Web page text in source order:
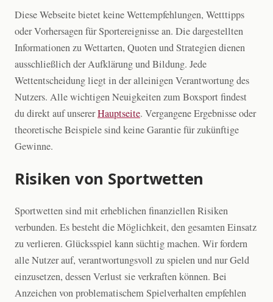
Diese Webseite bietet keine Wettempfehlungen, Wetttipps
oder Vorhersagen für Sportereignisse an. Die dargestellten
Informationen zu Wettarten, Quoten und Strategien dienen
ausschließlich der Aufklärung und Bildung. Jede
Wettentscheidung liegt in der alleinigen Verantwortung des
Nutzers. Alle wichtigen Neuigkeiten zum Boxsport findest
du direkt auf unsererHauptseite. Vergangene Ergebnisse oder
theoretische Beispiele sind keine Garantie für zukünftige
Gewinne.
Risiken von Sportwetten
Sportwetten sind mit erheblichen finanziellen Risiken
verbunden. Es besteht die Möglichkeit, den gesamten Einsatz
zu verlieren. Glücksspiel kann süchtig machen. Wir fordern
alle Nutzer auf, verantwortungsvoll zu spielen und nur Geld
einzusetzen, dessen Verlust sie verkraften können. Bei
Anzeichen von problematischem Spielverhalten empfehlen